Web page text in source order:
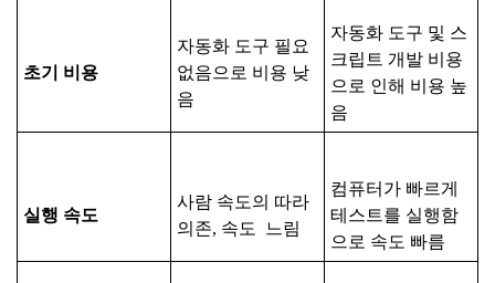
초기 비용
자동화 도구 필요
없음으로 비용 낮
음
자동화 도구 및 스
크립트 개발 비용
으로 인해 비용 높
음
실행 속도
사람 속도의 따라
의존, 속도 느림
컴퓨터가 빠르게
테스트를 실행함
으로 속도 빠름